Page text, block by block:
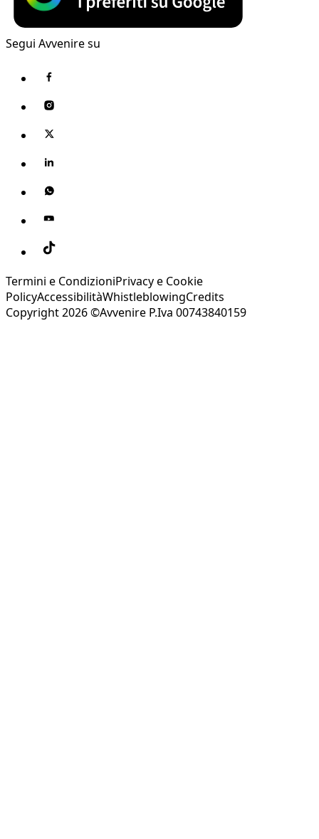
Segui Avvenire su
Termini e CondizioniPrivacy e Cookie
PolicyAccessibilitàWhistleblowingCredits
Copyright 2026 ©Avvenire P.Iva 00743840159